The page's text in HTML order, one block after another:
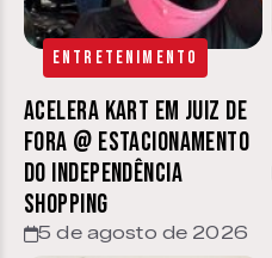
Entretenimento
Acelera Kart em Juiz de
Fora @ estacionamento
do Independência
Shopping
5 de agosto de 2026